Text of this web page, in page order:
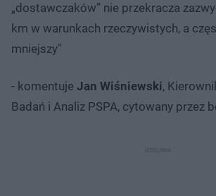
„dostawczaków” nie przekracza
km w warunkach rzeczywistych, a
mniejszy"
- komentuje Jan Wiśniewski,
Badań i Analiz PSPA, cytowany przez